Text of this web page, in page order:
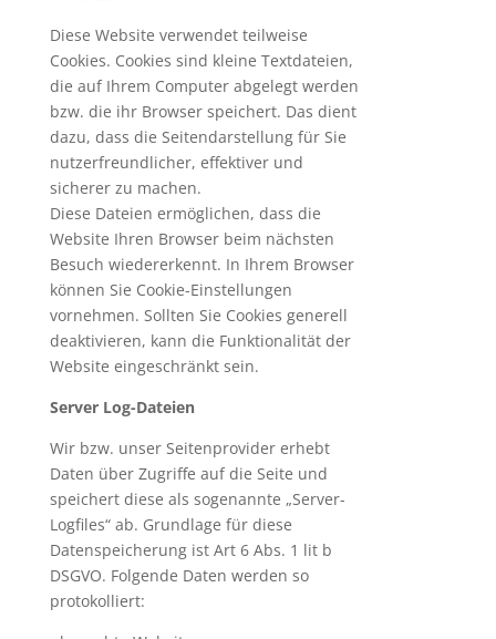
Diese Website verwendet teilweise
Cookies. Cookies sind kleine Textdateien,
die auf Ihrem Computer abgelegt werden
bzw. die ihr Browser speichert. Das dient
dazu, dass die Seitendarstellung für Sie
nutzerfreundlicher, effektiver und
sicherer zu machen.
Diese Dateien ermöglichen, dass die
Website Ihren Browser beim nächsten
Besuch wiedererkennt. In Ihrem Browser
können Sie Cookie-Einstellungen
vornehmen. Sollten Sie Cookies generell
deaktivieren, kann die Funktionalität der
Website eingeschränkt sein.
Server Log-Dateien
Wir bzw. unser Seitenprovider erhebt
Daten über Zugriffe auf die Seite und
speichert diese als sogenannte „Server-
Logfiles“ ab. Grundlage für diese
Datenspeicherung ist Art 6 Abs. 1 lit b
DSGVO. Folgende Daten werden so
protokolliert: